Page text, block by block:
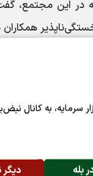
سرمایه، به کانال
بله
در این
پیمانکاری خبر داد
تن بود که با افزایش ۲۰ میلیون تنی
تنی ملی
پیشبرد